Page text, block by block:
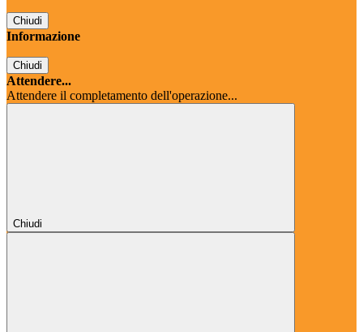
Chiudi
Informazione
Chiudi
Attendere...
Attendere il completamento dell'operazione...
Chiudi